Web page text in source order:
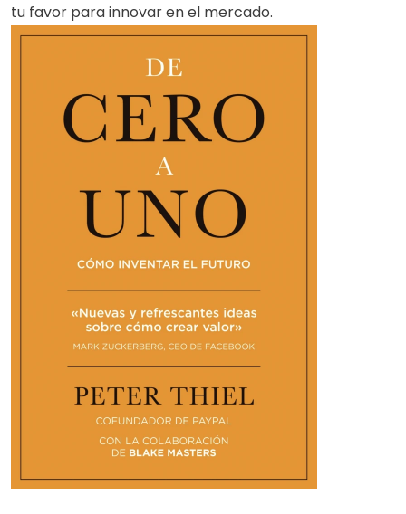
tu favor para innovar en el mercado.